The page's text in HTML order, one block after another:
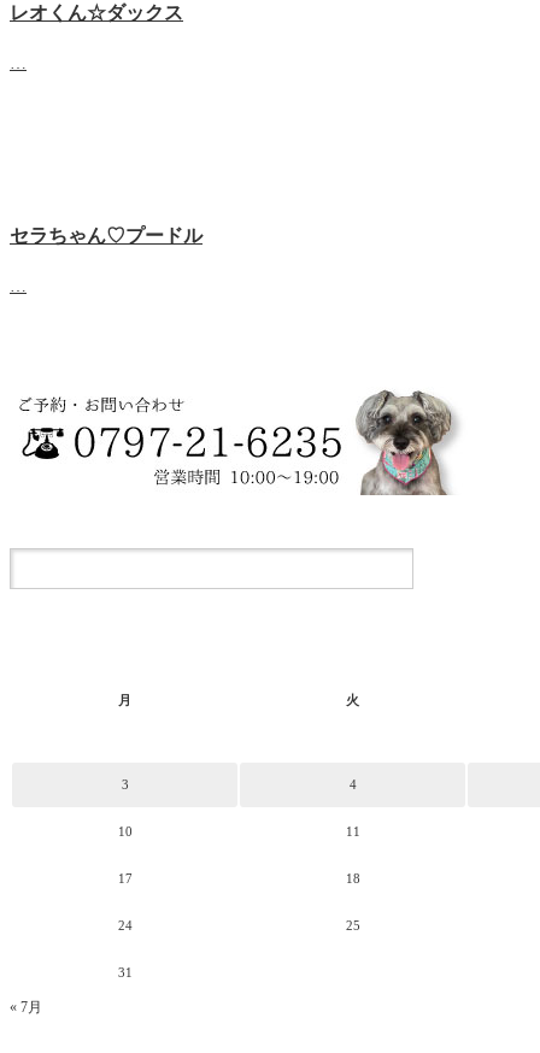
レオくん☆ダックス
セラちゃん♡プードル
月 火
3 4
10 11
17 18
24 25
31
« 7月